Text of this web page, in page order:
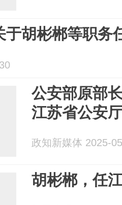
于胡彬郴等职务
公安部原部
江苏省公安
政知新媒体 2025-
胡彬郴，任